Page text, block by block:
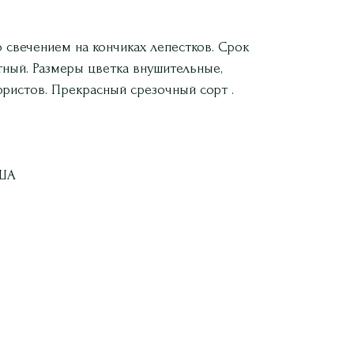
на кончиках лепестков. Срок
Размеры цветка внушительные,
Прекрасный срезочный сорт .